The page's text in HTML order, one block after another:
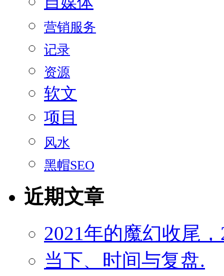
营销服务
记录
资源
软文
项目
风水
黑帽SEO
近期文章
2021年的魔幻收尾
当下、时间与复盘.